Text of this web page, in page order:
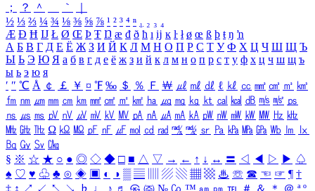
；
？ ＾ ｀
½ ⅓ ⅔ ¼ ¾ ⅛ ⅜ ⅝ ⅞ ¹ ² ³ ⁴ ⁿ ₁ ₂ ₃ ₄
Æ Ð Ħ Ĳ Ł Ø Œ Þ Ŧ Ŋ æ đ ð ħ ı ĳ ĸ ŀ ł ø œ ß þ ŧ ŋ ŉ
А Б В Г Д Е Ё Ж З И Й К Л М Н О П Р С Т У Ф Х Ц Ч Ш Щ Ъ
Ы Ь Э Ю Я а б в г д е ё ж з и й к л м н о п р с т у ф х ц ч ш щ ъ
ы ь э ю я
′ ″ ℃ Å ￠ ￡ ￥ ¤ ℉ ‰ ＄ ％ Ｆ ￦ ㎕ ㎖ ㎗ ℓ ㎘ ㏄ ㎣ ㎤ ㎥ ㎦
㎙ ㎚ ㎛ ㎜ ㎝ ㎞ ㎟ ㎠ ㎡ ㎢ ㏊ ㎍ ㎎ ㎏ ㏏ ㎈ ㎉ ㏈ ㎧ ㎨ ㎰
㎱ ㎲ ㎳ ㎴ ㎵ ㎶ ㎷ ㎸ ㎹ ㎀ ㎁ ㎂ ㎃ ㎄ ㎺ ㎻ ㎽ ㎾ ㎿ ㎐ ㎑
㎒ ㎓ ㎔ Ω ㏀ ㏁ ㎊ ㎋ ㎌ ㏖ ㏅ ㎭ ㎮ ㎯ ㏛ ㎩ ㎪ ㎫ ㎬ ㏝ ㏐
㏓
㏃ ㏉ ㏜ ㏆
§ ※ ☆ ★ ○ ● ◎ ◇ ◆ □ ■ △ ▽ → ← ↑ ↓ ↔ 〓 ◁ ◀ ▷ ▶ ♤
♠ ♡ ♥ ♧ ♣ ⊙ ◈ ▣ ◐ ◑ ▒ ▤ ▨ ▧ ▦ ▩ ♨ ☏ ☎ ☜ ☞ ¶ †